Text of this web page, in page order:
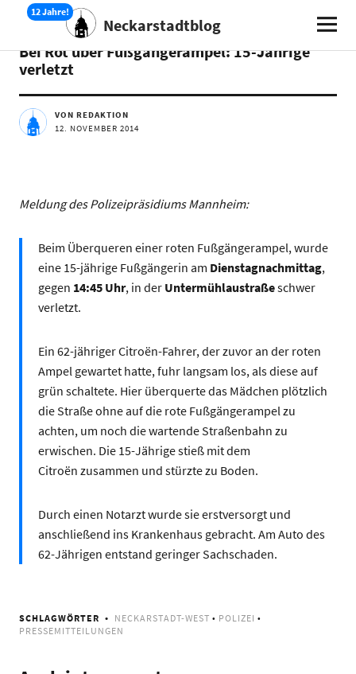
Neckarstadtblog
AKTUELLES
Bei Rot über Fußgängerampel: 15-Jährige
verletzt
VON REDAKTION
12. NOVEMBER 2014
Meldung des Polizeipräsidiums Mannheim:
Beim Überqueren einer roten Fußgängerampel, wurde
eine 15-jährige Fußgängerin am Dienstagnachmittag,
gegen 14:45 Uhr, in der Untermühlaustraßeschwer
verletzt.
Ein 62-jähriger Citroën-Fahrer, der zuvor an der roten
Ampel gewartet hatte, fuhr langsam los, als diese auf
grün schaltete. Hier überquerte das Mädchen plötzlich
die Straße ohne auf die rote Fußgängerampel zu
achten, um noch die wartende Straßenbahn zu
erwischen. Die 15-Jährige stieß mit dem
Citroën zusammen und stürzte zu Boden.
Durch einen Notarzt wurde sie erstversorgt und
anschließend ins Krankenhaus gebracht. Am Auto des
62-Jährigen entstand geringer Sachschaden.
SCHLAGWÖRTER NECKARSTADT-WEST • POLIZEI •
PRESSEMITTEILUNGEN